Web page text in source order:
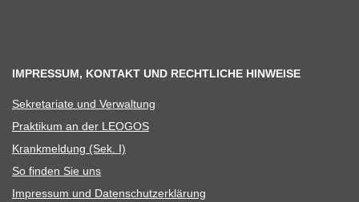
IMPRESSUM, KONTAKT UND RECHTLICHE HINWEISE
Sekre­ta­riate und Verwaltung
Prak­ti­kum an der LEOGOS
Krank­mel­dung (Sek. I)
So fin­den Sie uns
Impres­sum und Datenschutzerklärung